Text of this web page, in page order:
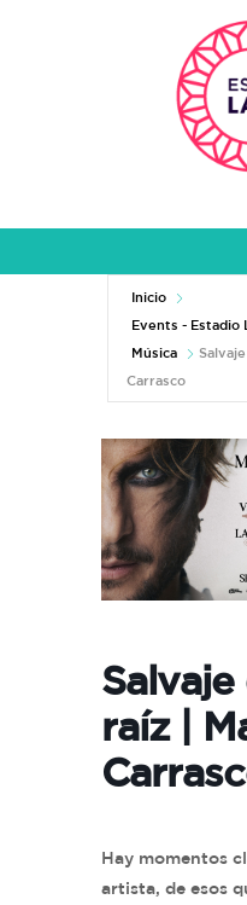
Inicio
Events - Estadio
Música
Carrasco
raíz |
Hay momentos
artista, de esos